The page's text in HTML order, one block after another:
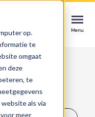
op.
te
omgaat
deze
te
als via
voor meer
Menu
Menu
Menu